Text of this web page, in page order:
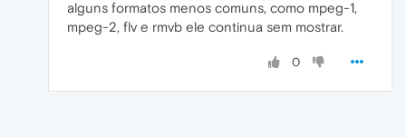
alguns formatos menos comuns, como mpeg-1,
mpeg-2, flv e rmvb ele continua sem mostrar.
0